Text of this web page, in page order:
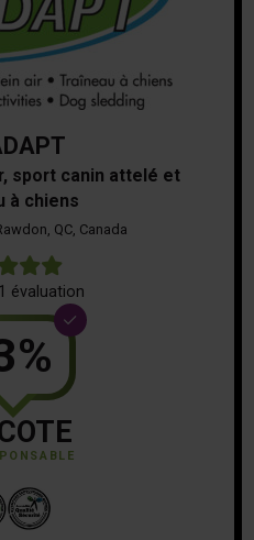
sport canin attelé et
à chiens
QC, Canada
évaluation